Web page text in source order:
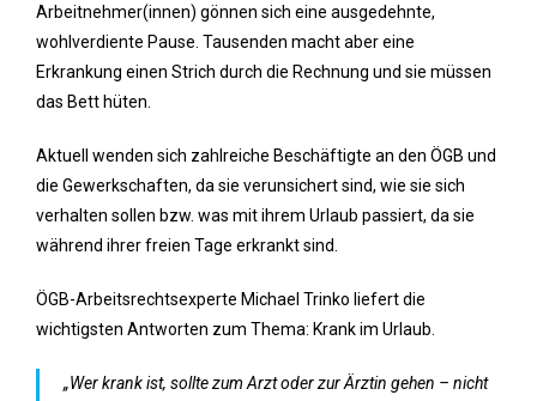
Arbeitnehmer(innen) gönnen sich eine ausgedehnte,
wohlverdiente Pause. Tausenden macht aber eine
Erkrankung einen Strich durch die Rechnung und sie müssen
das Bett hüten.
Aktuell wenden sich zahlreiche Beschäftigte an den ÖGB und
die Gewerkschaften, da sie verunsichert sind, wie sie sich
verhalten sollen bzw. was mit ihrem Urlaub passiert, da sie
während ihrer freien Tage erkrankt sind.
ÖGB-Arbeitsrechtsexperte Michael Trinko liefert die
wichtigsten Antworten zum Thema: Krank im Urlaub.
„Wer krank ist, sollte zum Arzt oder zur Ärztin gehen – nicht